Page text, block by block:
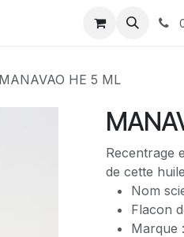
MANAVAO HE 5 ML
Recentrage
de cette
Nom
Flacon
Marque